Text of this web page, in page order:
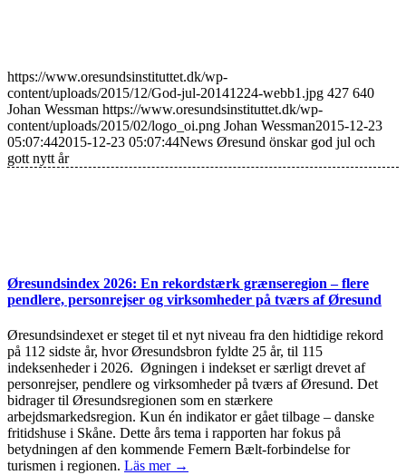
https://www.oresundsinstituttet.dk/wp-
content/uploads/2015/12/God-jul-20141224-webb1.jpg 427 640
Johan Wessman https://www.oresundsinstituttet.dk/wp-
content/uploads/2015/02/logo_oi.png Johan Wessman2015-12-23
05:07:442015-12-23 05:07:44News Øresund önskar god jul och
gott nytt år
Øresundsindex 2026: En rekordstærk grænseregion – flere
pendlere, personrejser og virksomheder på tværs af Øresund
Øresundsindexet er steget til et nyt niveau fra den hidtidige rekord
på 112 sidste år, hvor Øresundsbron fyldte 25 år, til 115
indeksenheder i 2026. Øgningen i indekset er særligt drevet af
personrejser, pendlere og virksomheder på tværs af Øresund. Det
bidrager til Øresundsregionen som en stærkere
arbejdsmarkedsregion. Kun én indikator er gået tilbage – danske
fritidshuse i Skåne. Dette års tema i rapporten har fokus på
betydningen af den kommende Femern Bælt-forbindelse for
turismen i regionen. Läs mer →